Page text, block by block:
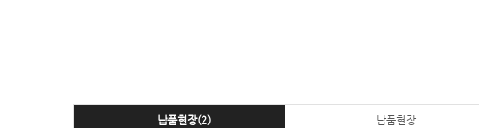
납품현장(2) 납품현장